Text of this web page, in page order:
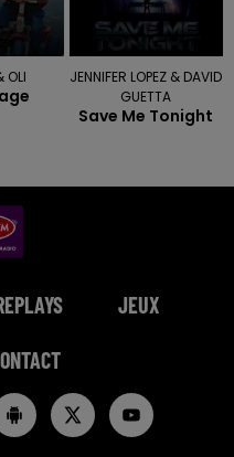
OLI
JENNIFER LOPEZ & DAVID
GUETTA
Save Me Tonight
JEUX